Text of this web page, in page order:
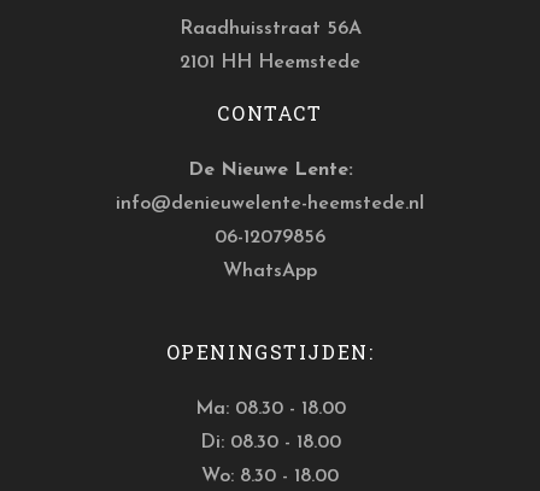
Raadhuisstraat 56A
2101 HH Heemstede
CONTACT
De Nieuwe Lente:
info@denieuwelente-heemstede.nl
06-12079856
WhatsApp
OPENINGSTIJDEN:
Ma: 08.30 - 18.00
Di: 08.30 - 18.00
Wo: 8.30 - 18.00